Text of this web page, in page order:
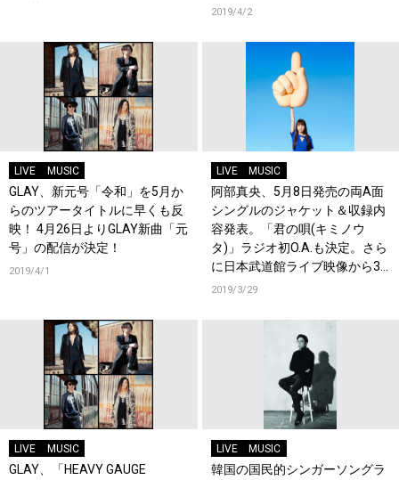
2019/4/2
LIVE MUSIC
GLAY、新元号「令和」を5月か
らのツアータイトルに早くも反
映！ 4月26日よりGLAY新曲「元
号」の配信が決定！
2019/4/1
LIVE MUSIC
阿部真央、5月8日発売の両A面
シングルのジャケット＆収録内
容発表。「君の唄(キミノウ
タ)」ラジオ初O.A.も決定。さら
に日本武道館ライブ映像から3
曲を公開！
2019/3/29
LIVE MUSIC
GLAY、「HEAVY GAUGE
LIVE MUSIC
韓国の国民的シンガーソングラ